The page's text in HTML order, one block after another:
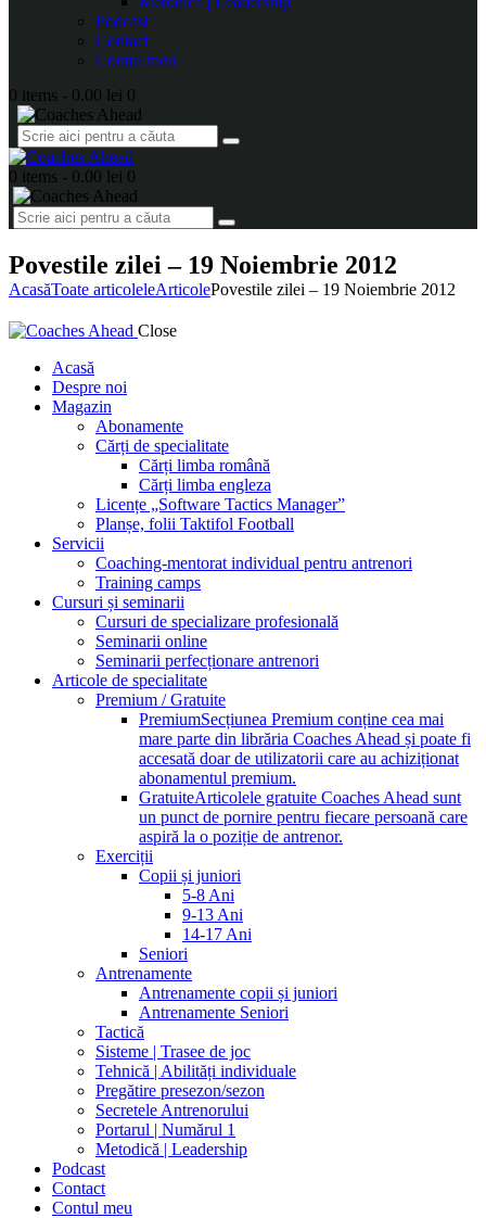
Podcast
Contact
Contul meu
0 items - 0.00 lei 0
0 items - 0.00 lei 0
Povestile zilei – 19 Noiembrie 2012
AcasăToate articoleleArticolePovestile zilei – 19 Noiembrie 2012
Close
Acasă
Despre noi
Magazin
Abonamente
Cărți de specialitate
Cărți limba română
Cărți limba engleza
Licențe „Software Tactics Manager”
Planșe, folii Taktifol Football
Servicii
Coaching-mentorat individual pentru antrenori
Training camps
Cursuri și seminarii
Cursuri de specializare profesională
Seminarii online
Seminarii perfecționare antrenori
Articole de specialitate
Premium / Gratuite
PremiumSecțiunea Premium conține cea mai
mare parte din librăria Coaches Ahead și poate fi
accesată doar de utilizatorii care au achiziționat
abonamentul premium.
GratuiteArticolele gratuite Coaches Ahead sunt
un punct de pornire pentru fiecare persoană care
aspiră la o poziție de antrenor.
Exerciții
Copii și juniori
5-8 Ani
9-13 Ani
14-17 Ani
Seniori
Antrenamente
Antrenamente copii și juniori
Antrenamente Seniori
Tactică
Sisteme | Trasee de joc
Tehnică | Abilități individuale
Pregătire presezon/sezon
Secretele Antrenorului
Portarul | Numărul 1
Metodică | Leadership
Podcast
Contact
Contul meu